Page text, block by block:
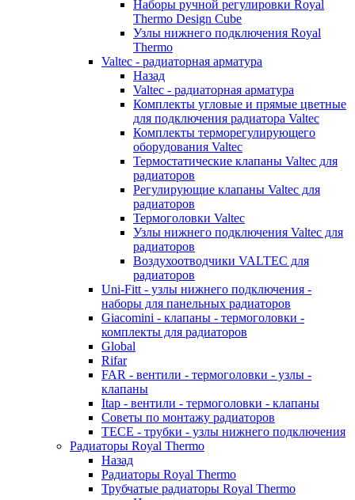
Наборы ручной регулировки Royal
Thermo Design Cube
Узлы нижнего подключения Royal
Thermo
Valtec - радиаторная арматура
Назад
Valtec - радиаторная арматура
Комплекты угловые и прямые цветные
для подключения радиатора Valtec
Комплекты терморегулирующего
оборудования Valtec
Термостатические клапаны Valtec для
радиаторов
Регулирующие клапаны Valtec для
радиаторов
Термоголовки Valtec
Узлы нижнего подключения Valtec для
радиаторов
Воздухоотводчики VALTEC для
радиаторов
Uni-Fitt - узлы нижнего подключения -
наборы для панельных радиаторов
Giacomini - клапаны - термоголовки -
комплекты для радиаторов
Global
Rifar
FAR - вентили - термоголовки - узлы -
клапаны
Itap - вентили - термоголовки - клапаны
Советы по монтажу радиаторов
TECE - трубки - узлы нижнего подключения
Радиаторы Royal Thermo
Назад
Радиаторы Royal Thermo
Трубчатые радиаторы Royal Thermo